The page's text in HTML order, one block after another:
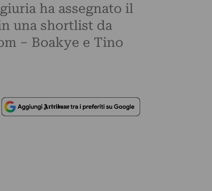
ha assegnato il
una shortlist da
– Boakye e Tino